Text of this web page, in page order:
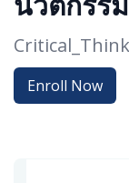
Enroll Now